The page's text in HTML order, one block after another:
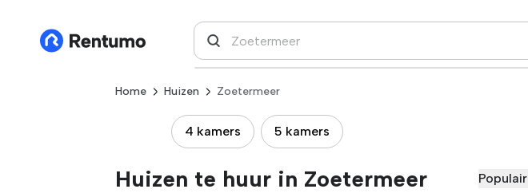
Home Huizen Zoetermeer
4 kamers 5 kamers
Huizen te huur in Zoetermeer Populair